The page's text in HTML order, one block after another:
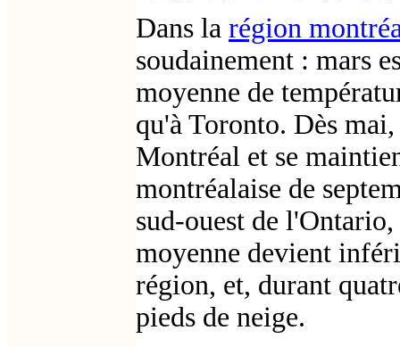
Dans la région
soudainement : mars
moyenne de
qu'à Toronto. Dès
Montréal et se
montréalaise de
sud-ouest de
moyenne devient
région, et, durant
pieds de neige.